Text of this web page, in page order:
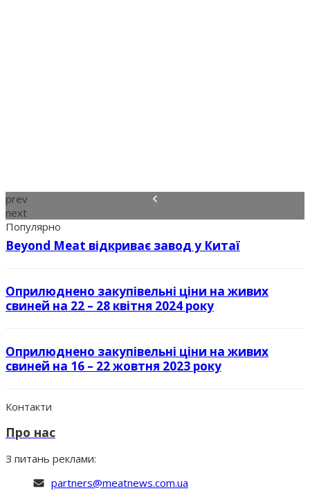
prev
next
Популярно
Beyond Meat відкриває завод у Китаї
Оприлюднено закупівельні ціни на живих
свиней на 22 – 28 квітня 2024 року
Оприлюднено закупівельні ціни на живих
свиней на 16 – 22 жовтня 2023 року
Контакти
Про нас
З питань реклами:
partners@meatnews.com.ua